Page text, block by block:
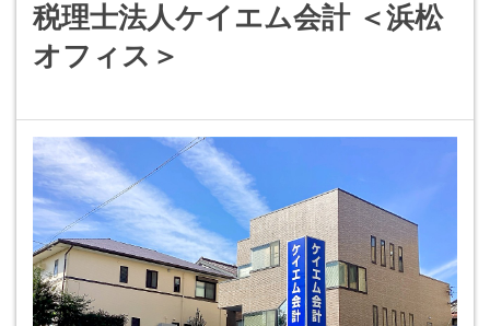
税理士法人ケイエム会計 ＜浜松
オフィス＞